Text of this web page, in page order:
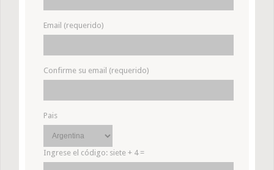
Email (requerido)
Confirme su email (requerido)
Pais
Ingrese el código: siete + 4 =